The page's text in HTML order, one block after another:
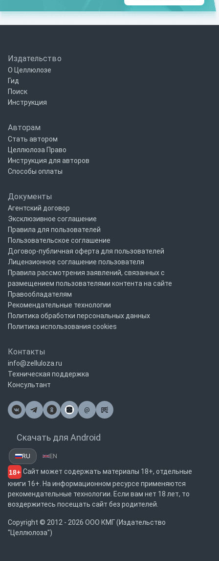
Издательство
О Целлюлозе
Гид
Поиск
Инструкция
Авторам
Стать автором
Целлюлоза Право
Инструкция для авторов
Способы оплаты
Документы
Агентский договор
Эксклюзивное соглашение
Правила для пользователей
Пользовательское соглашение
Договор-публичная оферта для пользователей
Лицензионное соглашение пользователя
Правила рассмотрения заявлений, связанных с
размещением пользователями контента на сайте
Правообладателям
Рекомендательные технологии
Политика обработки персональных данных
Политика использования cookies
Контакты
info@zelluloza.ru
Техническая поддержка
Консультант
@
Почта
Скачать для Android
RU EN
18+ Сайт может содержать материалы 18+, отдельные
книги 16+. На информационном ресурсе применяются
рекомендательные технологии. Если вам нет 18 лет, то
воздержитесь посещать сайт без родителей.
Copyright © 2012 - 2026 ООО КМГ (Издательство
"Целлюлоза")